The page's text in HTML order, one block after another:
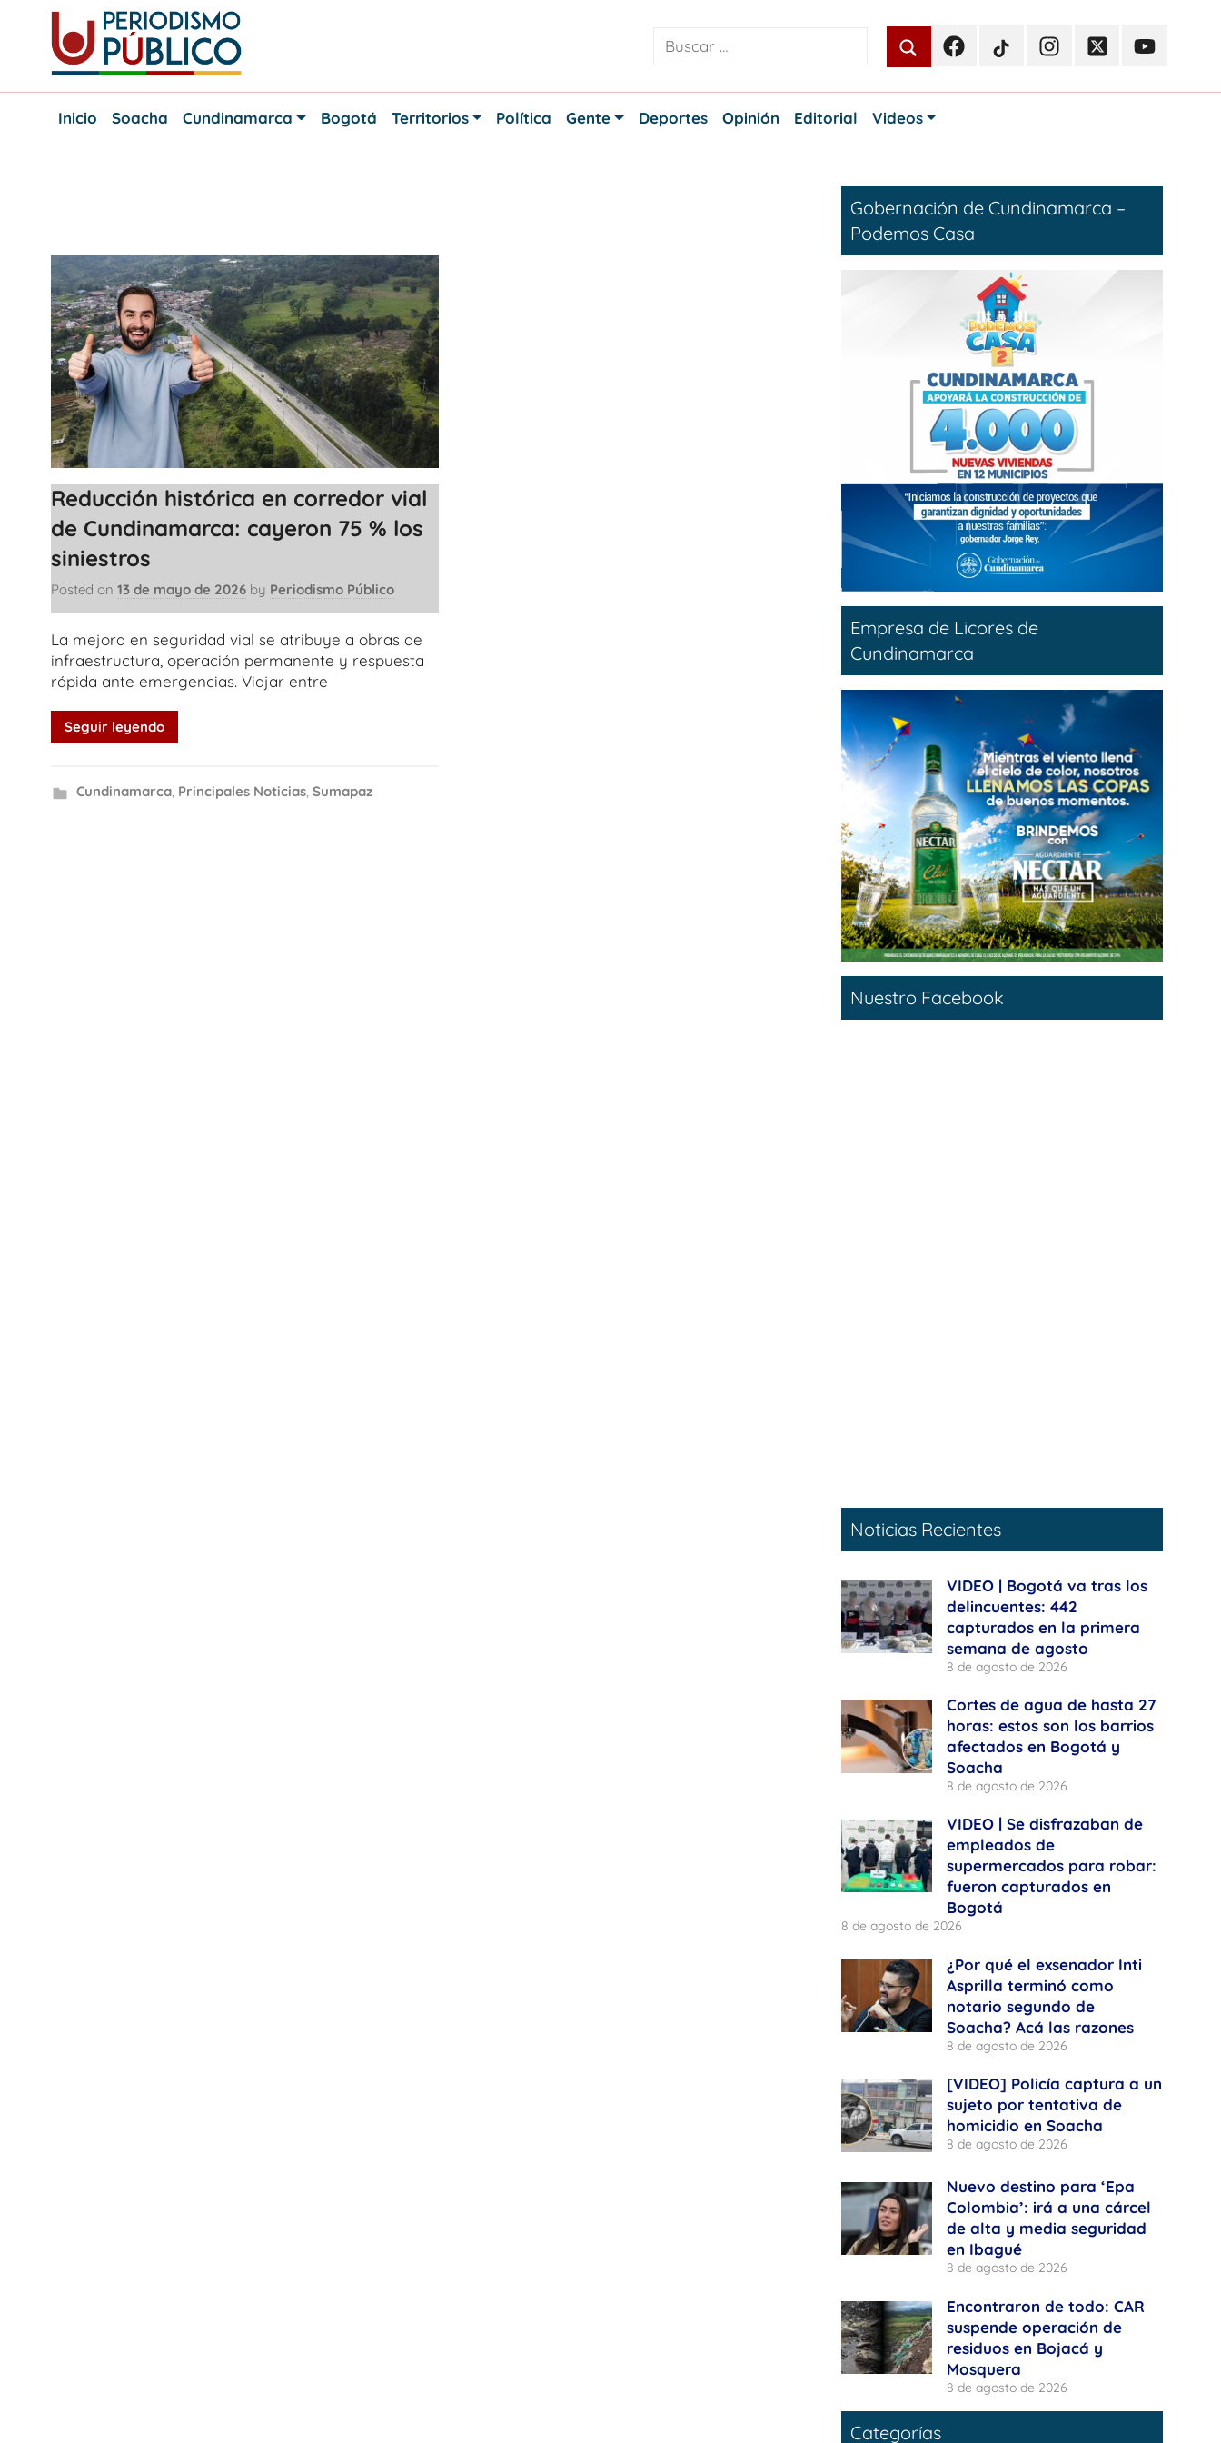
content
Periodismo
Noticias
FacebookTikTokInstagramTwitterYoutube
Inicio
Soacha Cundinamarca Bogotá Territorios Política Gente Deportes Opinión Editorial Videos
Reducción histórica en corredor vial
de Cundinamarca: cayeron 75 % los
siniestros
Posted on 13 de mayo de 2026 by Periodismo Público
La mejora en seguridad vial se atribuye a obras de
infraestructura, operación permanente y respuesta
rápida ante emergencias. Viajar entre
Seguir leyendo
Cundinamarca, Principales Noticias, Sumapaz
Gobernación de Cundinamarca –
Podemos Casa
Empresa de Licores de
Cundinamarca
Nuestro Facebook
Noticias Recientes
VIDEO | Bogotá va tras los
delincuentes: 442
capturados en la primera
semana de agosto
8 de agosto de 2026
Cortes de agua de hasta 27
horas: estos son los barrios
afectados en Bogotá y
Soacha
8 de agosto de 2026
VIDEO | Se disfrazaban de
empleados de
supermercados para robar:
fueron capturados en
Bogotá
8 de agosto de 2026
¿Por qué el exsenador Inti
Asprilla terminó como
notario segundo de
Soacha? Acá las razones
8 de agosto de 2026
[VIDEO] Policía captura a un
sujeto por tentativa de
homicidio en Soacha
8 de agosto de 2026
Nuevo destino para ‘Epa
Colombia’: irá a una cárcel
de alta y media seguridad
en Ibagué
8 de agosto de 2026
Encontraron de todo: CAR
suspende operación de
residuos en Bojacá y
Mosquera
8 de agosto de 2026
Categorías